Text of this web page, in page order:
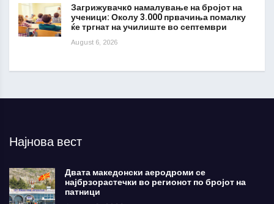
Загрижувачкo намалување на бројот на
ученици: Околу 3.000 првачиња помалку
ќе тргнат на училиште во септември
August 6, 2026
Најнова вест
Двата македонски аеродроми се
најбрзорастечки во регионот по бројот на
патници